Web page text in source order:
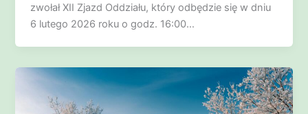
zwołał XII Zjazd Oddziału, który odbędzie się w dniu
6 lutego 2026 roku o godz. 16:00…